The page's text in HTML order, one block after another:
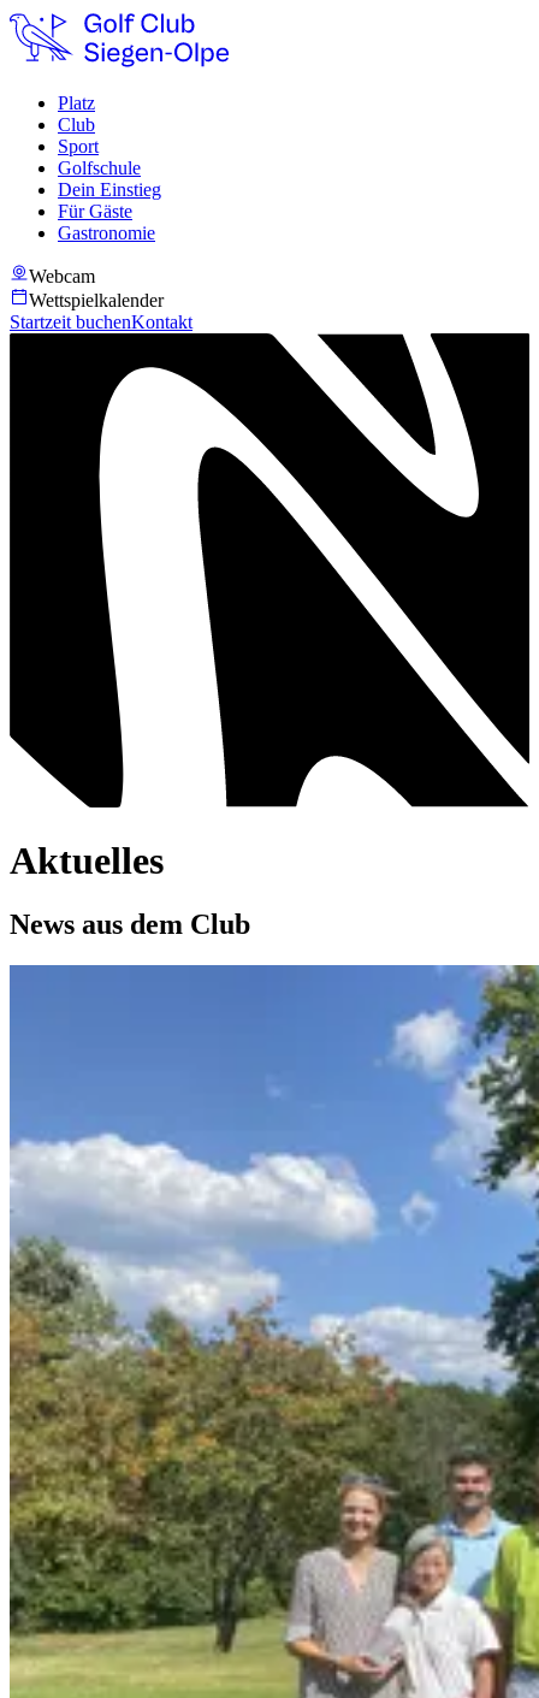
Platz
Club
Sport
Golfschule
Dein Einstieg
Für Gäste
Gastronomie
Webcam
Wettspielkalender
Startzeit buchenKontakt
Aktuelles
News aus dem Club